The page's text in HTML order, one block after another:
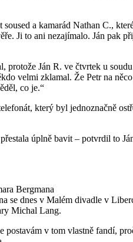
a kamarád Nathan C.,
Ji to ani nezajímalo. Ján
protože Ján R. ve čtvrtek u
velmi zklamal. Že Petr na
co je.“
který byl jednoznačně
úplně bavit – potvrdil to
Bergmana
se dnes v Malém divadle v
Michal Lang.
postavám v tom vlastně fandí,